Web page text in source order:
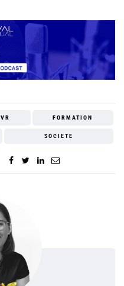
VR FORMATION
SOCIETE